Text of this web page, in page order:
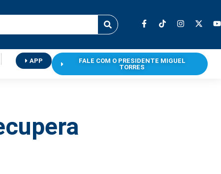
APP
FALE COM O PRESIDENTE MIGUEL
TORRES